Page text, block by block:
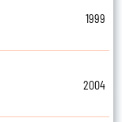
1999
2004